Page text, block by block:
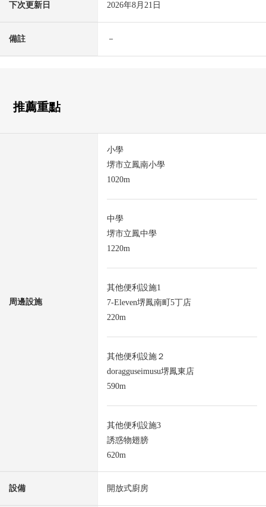
下次更新日 2026年8月21日
備註 －
推薦重點
周邊設施
小學
堺市立鳳南小學
1020m
中學
堺市立鳳中學
1220m
其他便利設施1
7-Eleven堺鳳南町5丁店
220m
其他便利設施２
doragguseimusu堺鳳東店
590m
其他便利設施3
誘惑物翅膀
620m
設備 開放式廚房